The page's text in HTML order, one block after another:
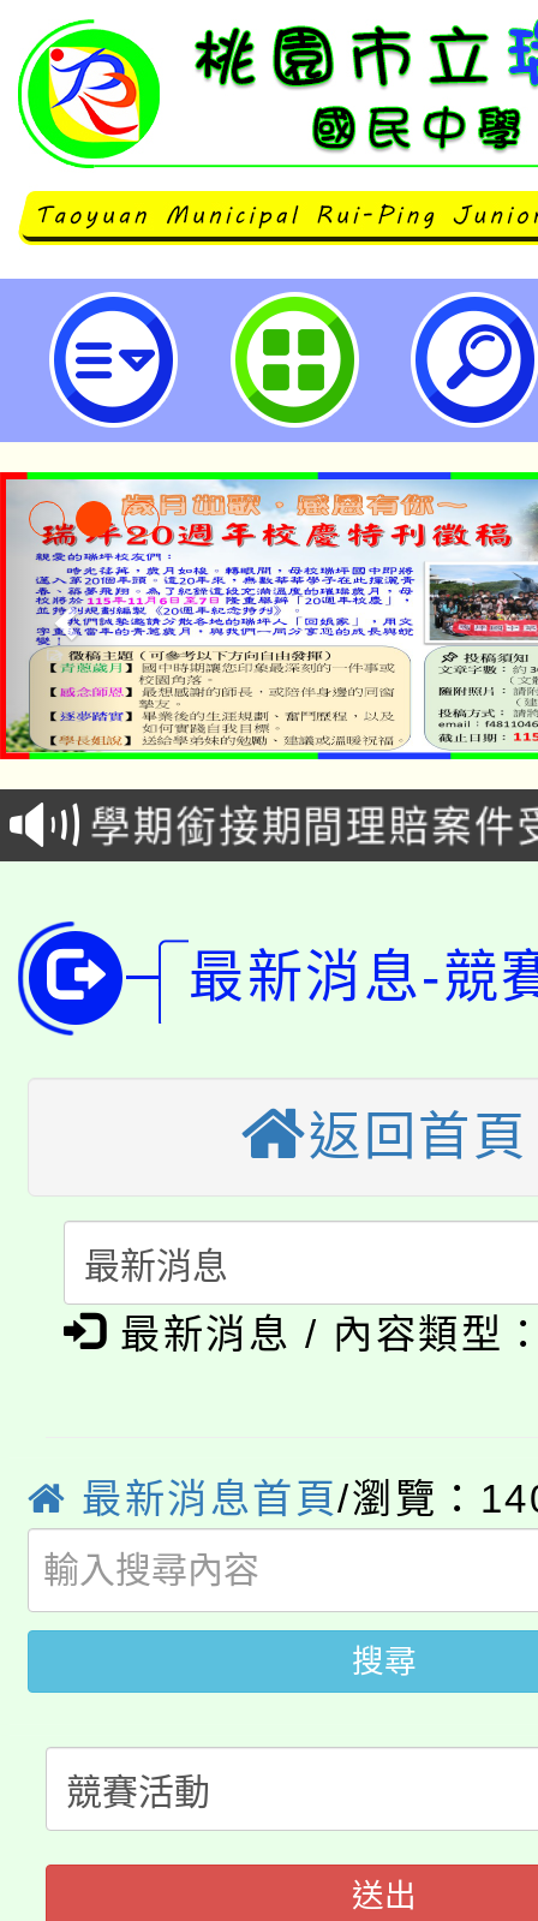
主旨：函轉桃園市女童軍會辦理「
成立51週年慶祝大會暨女童軍聯團
案，請鼓勵所屬踴躍報名參加，請
瑞坪國民中學
淨零綠生活教案入校路
會
115年食農教育專業人
程
學期銜接期間理賠案件
學籍身 分審查程序及
版
淨零綠領人才培育課程
公告本校115學年度第
代理(課)教師甄選結果(
「2026金融保險知識
生本土語及新住民語歌
公告本校115學年度第
公告本校115學年度第
代理(課)教師甄選結果(
轉知中國文化大學推廣
《TA101》溝通分析基
程，歡迎學生輔導中心
系所師生報名參加。
淨零綠生活教案入校路
會
115年食農教育專業人
學籍身 分審查程序及
版
淨零綠領人才培育課程
公告本校115學年度第
代理(課)教師甄選結果
「2026金融保險知識
桃園市115學年度學生
代理(課)教師甄選結果(
公告本校115學年度第
代理(課)教師甄選結果(
轉知中國文化大學推廣
《TA101》溝通分析基
最新消息-競
返回首頁
最新消息 / 內容類型
最新消息首頁/瀏覽：
搜尋
送出